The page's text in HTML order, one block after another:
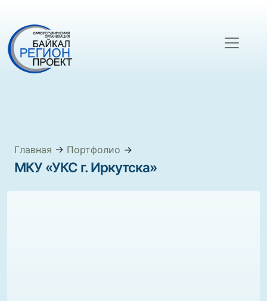
Главная → Портфолио →
МКУ «УКС г. Иркутска»